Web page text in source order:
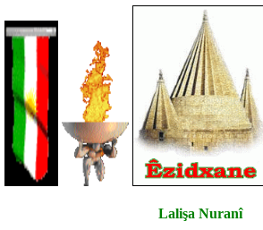
Lalişa Nuranî